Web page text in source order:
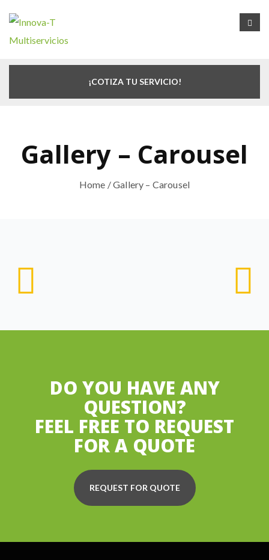
¡COTIZA TU SERVICIO!
Gallery – Carousel
Home / Gallery – Carousel
DO YOU HAVE ANY
QUESTION?
FEEL FREE TO REQUEST
FOR A QUOTE
REQUEST FOR QUOTE